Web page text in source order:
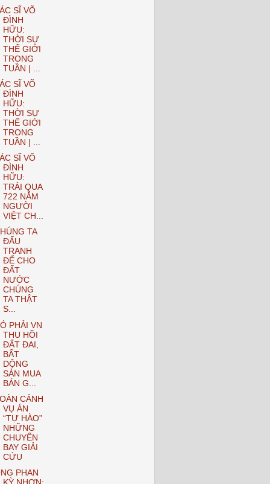
SĨ VÕ
ĐÌNH
HỮU:
THỜI SỰ
THẾ GIỚI
TRONG
TUẦN | ...
SĨ VÕ
ĐÌNH
HỮU:
THỜI SỰ
THẾ GIỚI
TRONG
TUẦN | ...
SĨ VÕ
ĐÌNH
HỮU:
TRẢI QUA
722 NĂM
NGƯỜI
VIỆT CH...
TA
ĐẤU
TRANH
ĐỂ CHO
ĐẤT
NƯỚC
CHÚNG
TA THẬT
S...
PHẢI VN
THU HỒI
ĐẤT ĐAI,
BẤT
DỘNG
SẢN MUA
BÁN G...
CẢNH
VỤ ÁN
“TỰ HÀO”
NHỮNG
CHUYẾN
BAY GIẢI
CỨU
PHAN